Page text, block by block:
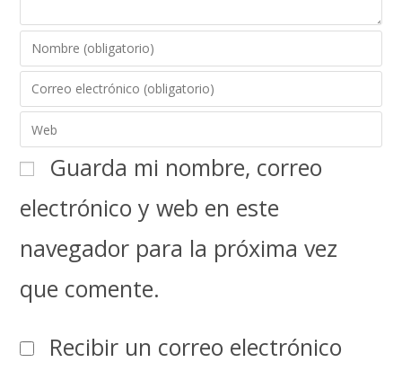
Guarda mi nombre, correo
electrónico y web en este
navegador para la próxima vez
que comente.
Recibir un correo electrónico